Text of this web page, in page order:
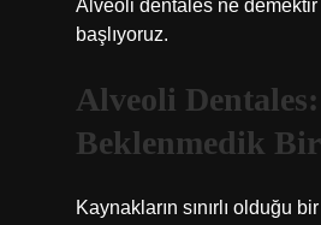
Alveoli dentales ne demektir
başlıyoruz.
Alveoli
Beklenmedik
Kaynakların sınırlı olduğu